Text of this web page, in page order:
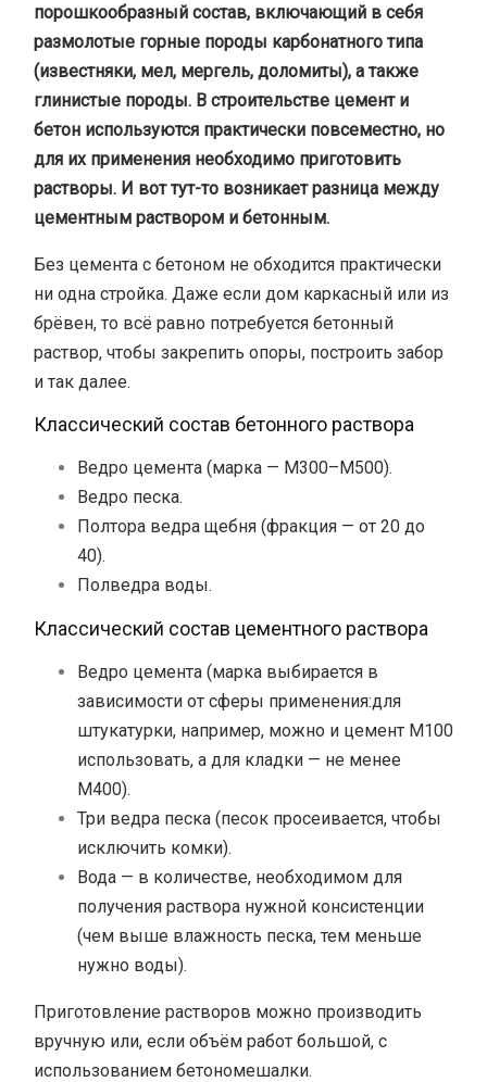
порошкообразный состав, включающий в себя
размолотые горные породы карбонатного типа
(известняки, мел, мергель, доломиты), а также
глинистые породы. В строительстве цемент и
бетон используются практически повсеместно, но
для их применения необходимо приготовить
растворы. И вот тут-то возникает разница между
цементным раствором и бетонным.
Без цемента с бетоном не обходится практически
ни одна стройка. Даже если дом каркасный или из
брёвен, то всё равно потребуется бетонный
раствор, чтобы закрепить опоры, построить забор
и так далее.
Классический состав бетонного раствора
Ведро цемента (марка — М300–М500).
Ведро песка.
Полтора ведра щебня (фракция — от 20 до
40).
Полведра воды.
Классический состав цементного раствора
Ведро цемента (марка выбирается в
зависимости от сферы применения:для
штукатурки, например, можно и цемент М100
использовать, а для кладки — не менее
М400).
Три ведра песка (песок просеивается, чтобы
исключить комки).
Вода — в количестве, необходимом для
получения раствора нужной консистенции
(чем выше влажность песка, тем меньше
нужно воды).
Приготовление растворов можно производить
вручную или, если объём работ большой, с
использованием бетономешалки.